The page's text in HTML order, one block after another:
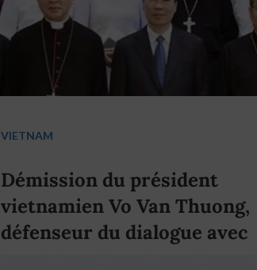
VIETNAM
Démission du président
vietnamien Vo Van Thuong,
défenseur du dialogue avec